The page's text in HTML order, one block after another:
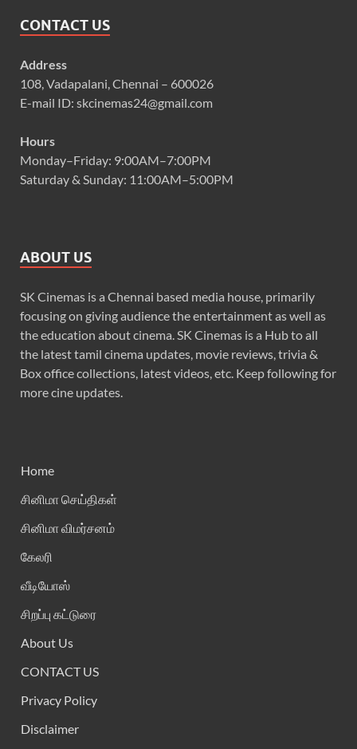
CONTACT US
Address
108, Vadapalani, Chennai – 600026
E-mail ID: skcinemas24@gmail.com
Hours
Monday–Friday: 9:00AM–7:00PM
Saturday & Sunday: 11:00AM–5:00PM
ABOUT US
SK Cinemas is a Chennai based media house, primarily
focusing on giving audience the entertainment as well as
the education about cinema. SK Cinemas is a Hub to all
the latest tamil cinema updates, movie reviews, trivia &
Box office collections, latest videos, etc. Keep following for
more cine updates.
Home
சினிமா செய்திகள்
சினிமா விமர்சனம்
கேலரி
வீடியோஸ்
சிறப்பு கட்டுரை
About Us
CONTACT US
Privacy Policy
Disclaimer